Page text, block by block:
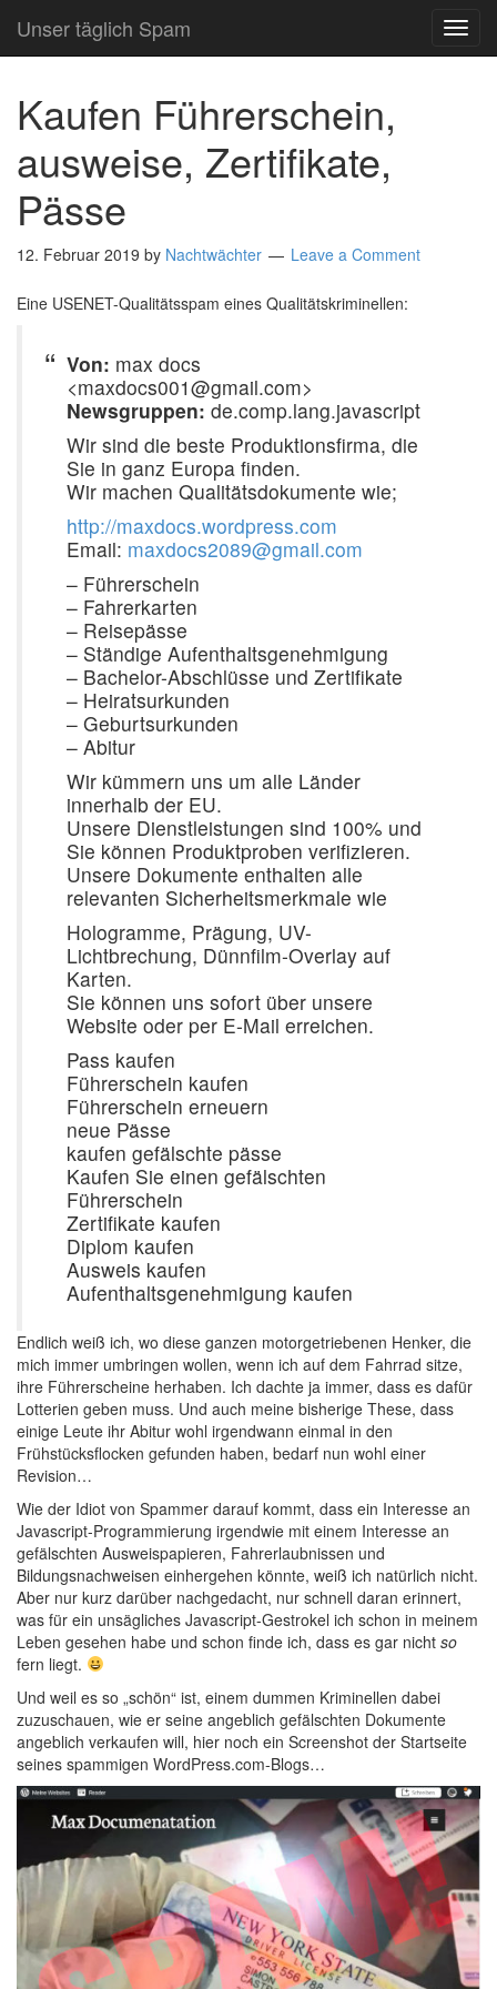
Unser täglich Spam
Kaufen Führerschein,
ausweise, Zertifikate,
Pässe
12. Februar 2019 by Nachtwächter Leave a Comment
Eine USENET-Qualitätsspam eines Qualitätskriminellen:
Von: max docs
<maxdocs001@gmail.com>
Newsgruppen: de.comp.lang.javascript
Wir sind die beste Produktionsfirma, die
Sie in ganz Europa finden.
Wir machen Qualitätsdokumente wie;
http://maxdocs.wordpress.com
Email: maxdocs2089@gmail.com
– Führerschein
– Fahrerkarten
– Reisepässe
– Ständige Aufenthaltsgenehmigung
– Bachelor-Abschlüsse und Zertifikate
– Heiratsurkunden
– Geburtsurkunden
– Abitur
Wir kümmern uns um alle Länder
innerhalb der EU.
Unsere Dienstleistungen sind 100% und
Sie können Produktproben verifizieren.
Unsere Dokumente enthalten alle
relevanten Sicherheitsmerkmale wie
Hologramme, Prägung, UV-
Lichtbrechung, Dünnfilm-Overlay auf
Karten.
Sie können uns sofort über unsere
Website oder per E-Mail erreichen.
Pass kaufen
Führerschein kaufen
Führerschein erneuern
neue Pässe
kaufen gefälschte pässe
Kaufen Sie einen gefälschten
Führerschein
Zertifikate kaufen
Diplom kaufen
Ausweis kaufen
Aufenthaltsgenehmigung kaufen
Endlich weiß ich, wo diese ganzen motorgetriebenen Henker, die
mich immer umbringen wollen, wenn ich auf dem Fahrrad sitze,
ihre Führerscheine herhaben. Ich dachte ja immer, dass es dafür
Lotterien geben muss. Und auch meine bisherige These, dass
einige Leute ihr Abitur wohl irgendwann einmal in den
Frühstücksflocken gefunden haben, bedarf nun wohl einer
Revision…
Wie der Idiot von Spammer darauf kommt, dass ein Interesse an
Javascript-Programmierung irgendwie mit einem Interesse an
gefälschten Ausweispapieren, Fahrerlaubnissen und
Bildungsnachweisen einhergehen könnte, weiß ich natürlich nicht.
Aber nur kurz darüber nachgedacht, nur schnell daran erinnert,
was für ein unsägliches Javascript-Gestrokel ich schon in meinem
Leben gesehen habe und schon finde ich, dass es gar nicht so
fern liegt.
Und weil es so „schön“ ist, einem dummen Kriminellen dabei
zuzuschauen, wie er seine angeblich gefälschten Dokumente
angeblich verkaufen will, hier noch ein Screenshot der Startseite
seines spammigen WordPress.com-Blogs…